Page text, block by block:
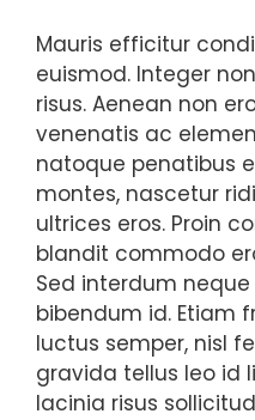
Mauris efficitur
euismod. Integer
risus. Aenean non
venenatis ac
natoque penatibus
montes, nascetur
ultrices eros. Proin
blandit commodo
Sed interdum
bibendum id. Etiam
luctus semper, nisl
gravida tellus leo id
lacinia risus